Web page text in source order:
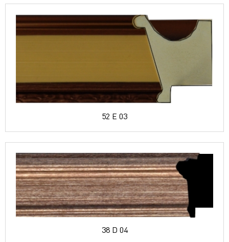
52 E 03
38 D 04